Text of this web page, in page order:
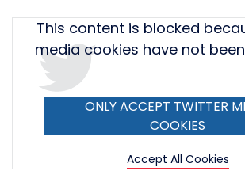
TweetThis content is blocked
media cookies have not
ONLY ACCEPT TWITTER
COOKIES
Accept All Cookies